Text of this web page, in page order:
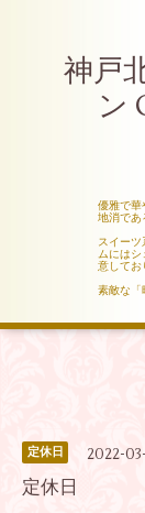
神戸
ン
〜
優雅で華
地消であ
スイーツ
ムにはシ
意してお
素敵な「
定休日 2022-
定休日